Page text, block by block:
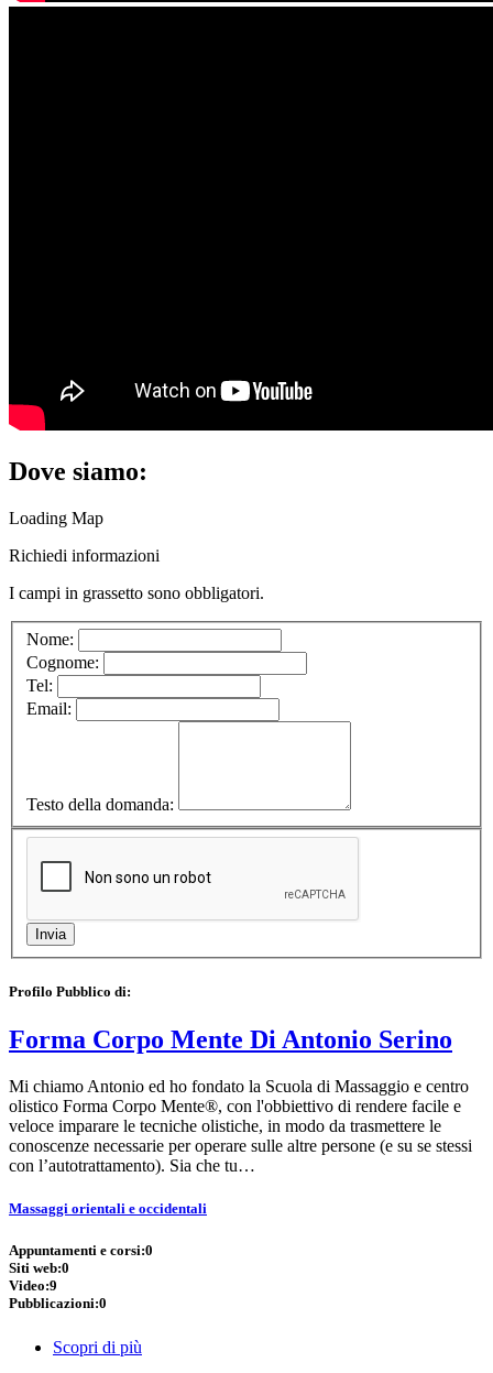
Dove siamo:
Loading Map
Richiedi informazioni
I campi in grassetto sono obbligatori.
Nome:
Cognome:
Tel:
Email:
Testo della domanda:
Profilo Pubblico di:
Forma Corpo Mente Di Antonio Serino
Mi chiamo Antonio ed ho fondato la Scuola di Massaggio e centro
olistico Forma Corpo Mente®, con l'obbiettivo di rendere facile e
veloce imparare le tecniche olistiche, in modo da trasmettere le
conoscenze necessarie per operare sulle altre persone (e su se stessi
con l’autotrattamento). Sia che tu…
Massaggi orientali e occidentali
Appuntamenti e corsi:0
Siti web:0
Video:9
Pubblicazioni:0
Scopri di più